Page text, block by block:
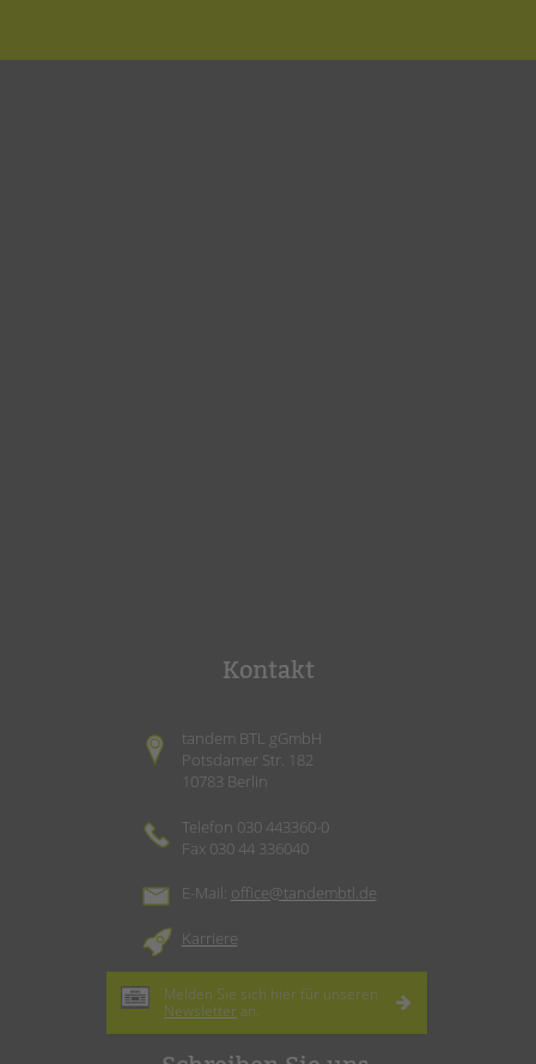
Kontakt
tandem BTL gGmbH
Potsdamer Str. 182
10783 Berlin
Telefon 030 443360-0
Fax 030 44 336040
E-Mail: office@tandembtl.de
Karriere
Melden Sie sich hier für unseren
Newsletter an.